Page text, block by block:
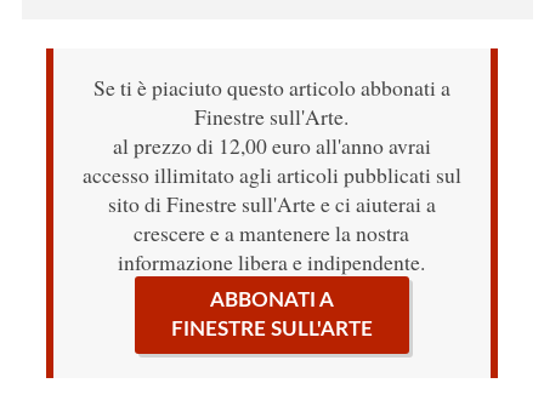
Se ti è piaciuto questo articolo abbonati a
Finestre sull'Arte.
al prezzo di 12,00 euro all'anno avrai
accesso illimitato agli articoli pubblicati sul
sito di Finestre sull'Arte e ci aiuterai a
crescere e a mantenere la nostra
informazione libera e indipendente.
ABBONATI A
FINESTRE SULL'ARTE